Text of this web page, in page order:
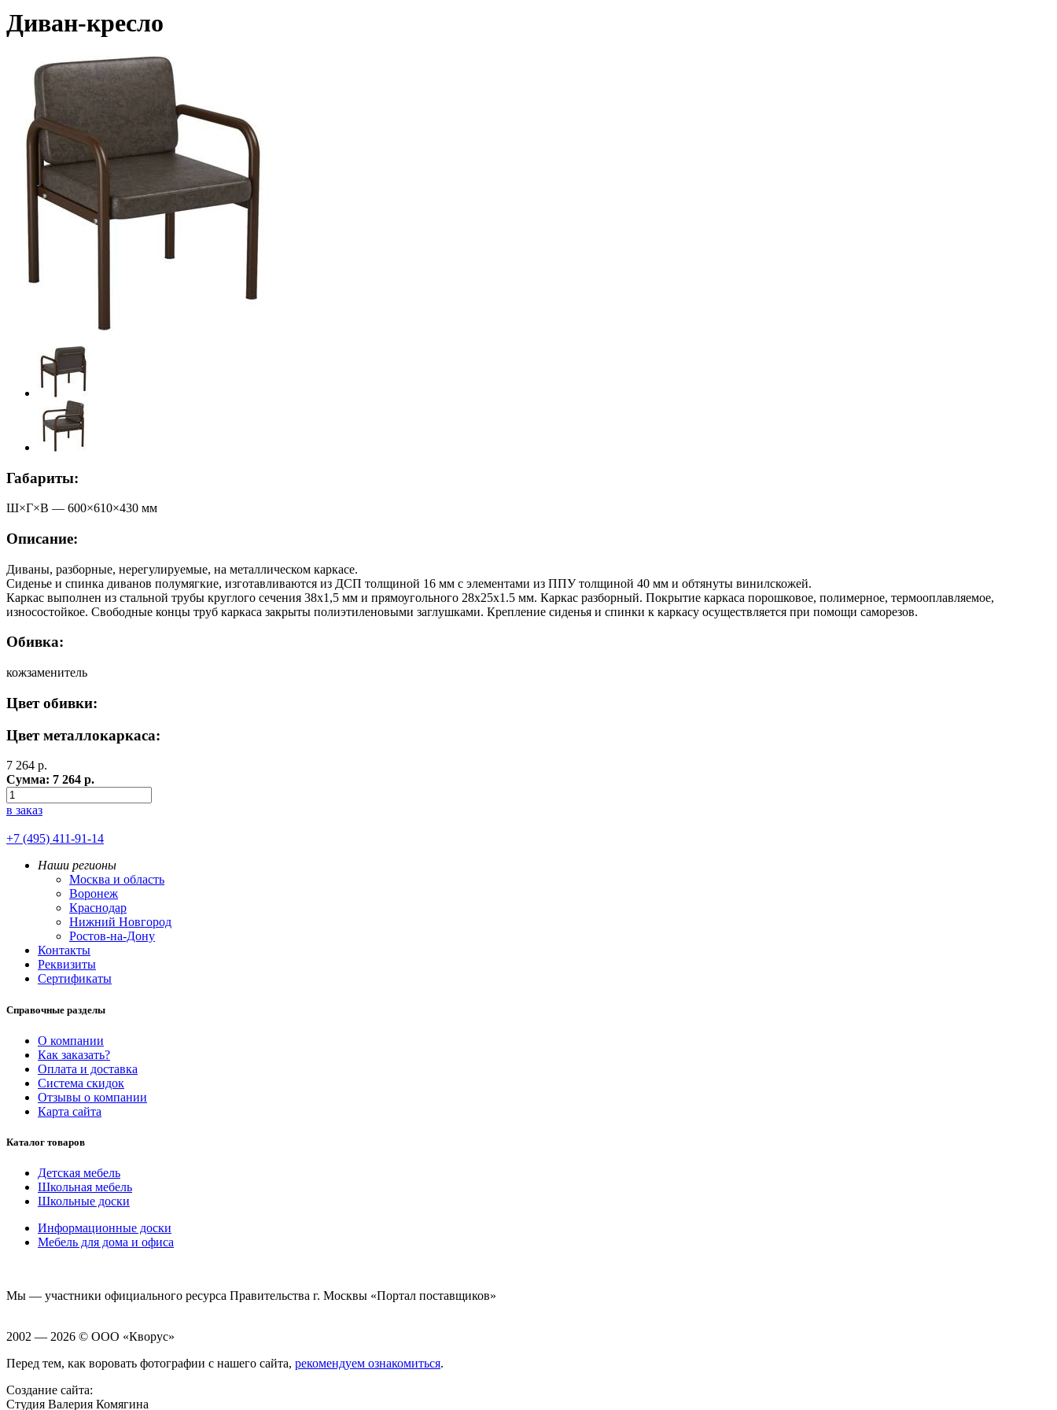
Диван-кресло
Габариты:
Ш×Г×В — 600×610×430 мм
Описание:
Диваны, разборные, нерегулируемые, на металлическом каркасе.
Сиденье и спинка диванов полумягкие, изготавливаются из ДСП толщиной 16 мм с элементами из ППУ толщиной 40 мм и обтянуты винилскожей.
Каркас выполнен из стальной трубы круглого сечения 38х1,5 мм и прямоугольного 28х25х1.5 мм. Каркас разборный. Покрытие каркаса порошковое, полимерное, термооплавляемое,
износостойкое. Свободные концы труб каркаса закрыты полиэтиленовыми заглушками. Крепление сиденья и спинки к каркасу осуществляется при помощи саморезов.
Обивка:
кожзаменитель
Цвет обивки:
Цвет металлокаркаса:
7 264 р.
Сумма: 7 264 р.
в заказ
+7 (495) 411-91-14
Наши регионы
Москва и область
Воронеж
Краснодар
Нижний Новгород
Ростов-на-Дону
Контакты
Реквизиты
Сертификаты
Справочные разделы
О компании
Как заказать?
Оплата и доставка
Система скидок
Отзывы о компании
Карта сайта
Каталог товаров
Детская мебель
Школьная мебель
Школьные доски
Информационные доски
Мебель для дома и офиса
Мы — участники официального ресурса Правительства г. Москвы «Портал поставщиков»
2002 — 2026 © ООО «Кворус»
Перед тем, как воровать фотографии с нашего сайта, рекомендуем ознакомиться.
Создание сайта:
Студия Валерия Комягина